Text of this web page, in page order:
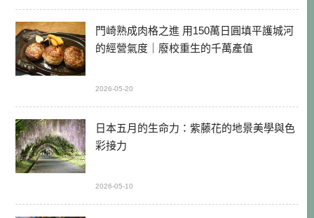
門崎熟成肉格之進 用150萬日圓填平護城河
的經營氣度｜廢校重生的千萬產值
2026-05-20
日本五月的生命力：紫藤花的地景美學與色
彩接力
2026-05-10